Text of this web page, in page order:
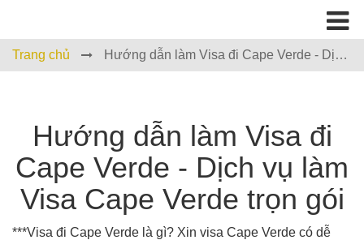
Trang chủ Hướng dẫn làm Visa đi Cape Verde - Dịch
Hướng dẫn làm Visa đi
Cape Verde - Dịch vụ làm
Visa Cape Verde trọn gói
***Visa đi Cape Verde là gì? Xin visa Cape Verde có dễ